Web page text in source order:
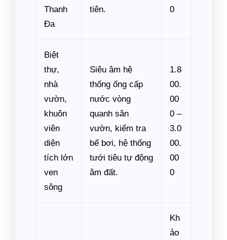
Thanh
Đa
tiên.
0
Biệt
thự,
nhà
vườn,
khuôn
viên
diện
tích lớn
ven
sông
Siêu âm hệ
thống ống cấp
nước vòng
quanh sân
vườn, kiểm tra
bể bơi, hệ thống
tưới tiêu tự động
âm đất.
1.8
00.
00
0 –
3.0
00.
00
0
Kh
ảo